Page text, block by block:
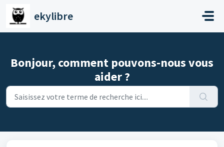
ekylibre
Bonjour, comment pouvons-nous vous
aider ?